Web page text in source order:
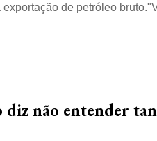
de petróleo
diz não entender